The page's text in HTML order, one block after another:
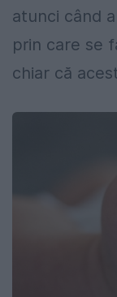
atunci când
prin care se
chiar că